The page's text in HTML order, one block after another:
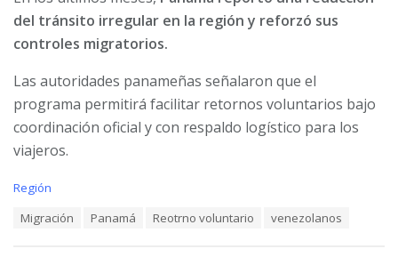
del tránsito irregular en la región y reforzó sus
controles migratorios.
Las autoridades panameñas señalaron que el
programa permitirá facilitar retornos voluntarios bajo
coordinación oficial y con respaldo logístico para los
viajeros.
C
Región
Migración Panamá Reotrno voluntario venezolanos